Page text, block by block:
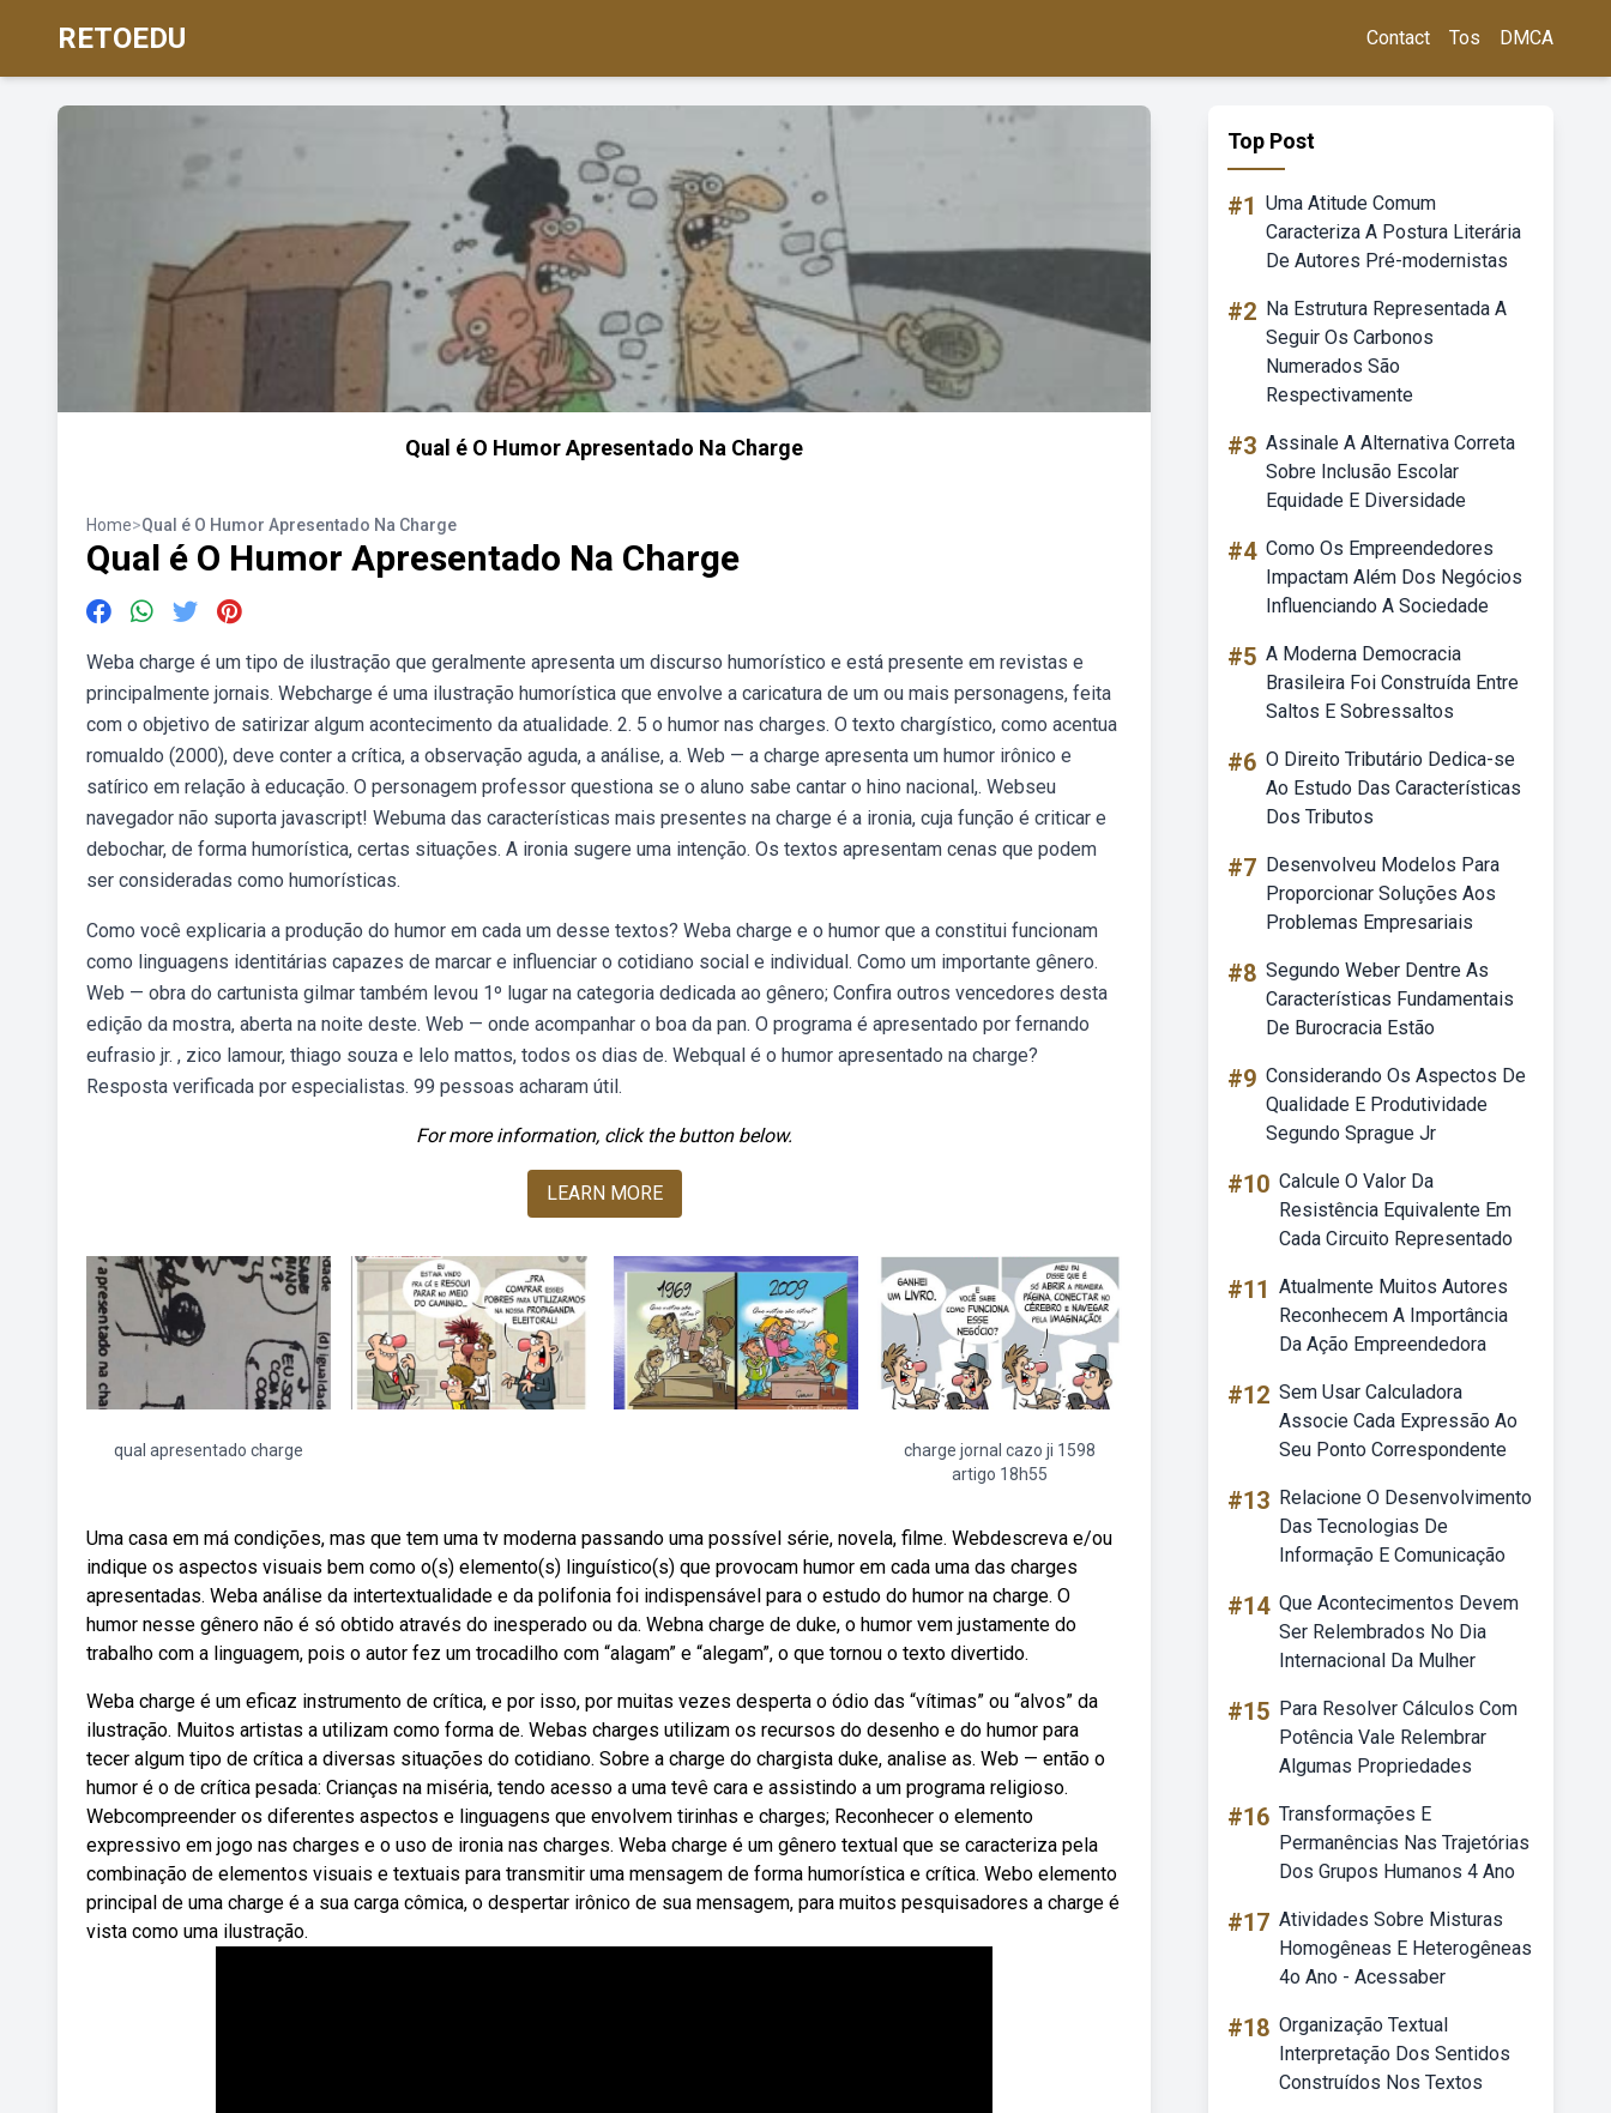
RETOEDU Contact Tos DMCA
Qual é O Humor Apresentado Na Charge
Home>Qual é O Humor Apresentado Na Charge
Qual é O Humor Apresentado Na Charge
Weba charge é um tipo de ilustração que geralmente apresenta um discurso humorístico e está presente em revistas e
principalmente jornais. Webcharge é uma ilustração humorística que envolve a caricatura de um ou mais personagens, feita
com o objetivo de satirizar algum acontecimento da atualidade. 2. 5 o humor nas charges. O texto chargístico, como acentua
romualdo (2000), deve conter a crítica, a observação aguda, a análise, a. Web — a charge apresenta um humor irônico e
satírico em relação à educação. O personagem professor questiona se o aluno sabe cantar o hino nacional,. Webseu
navegador não suporta javascript! Webuma das características mais presentes na charge é a ironia, cuja função é criticar e
debochar, de forma humorística, certas situações. A ironia sugere uma intenção. Os textos apresentam cenas que podem
ser consideradas como humorísticas.
Como você explicaria a produção do humor em cada um desse textos? Weba charge e o humor que a constitui funcionam
como linguagens identitárias capazes de marcar e influenciar o cotidiano social e individual. Como um importante gênero.
Web — obra do cartunista gilmar também levou 1º lugar na categoria dedicada ao gênero; Confira outros vencedores desta
edição da mostra, aberta na noite deste. Web — onde acompanhar o boa da pan. O programa é apresentado por fernando
eufrasio jr. , zico lamour, thiago souza e lelo mattos, todos os dias de. Webqual é o humor apresentado na charge?
Resposta verificada por especialistas. 99 pessoas acharam útil.
For more information, click the button below.
LEARN MORE
qual apresentado charge
charge jornal cazo ji 1598
artigo 18h55
Uma casa em má condições, mas que tem uma tv moderna passando uma possível série, novela, filme. Webdescreva e/ou
indique os aspectos visuais bem como o(s) elemento(s) linguístico(s) que provocam humor em cada uma das charges
apresentadas. Weba análise da intertextualidade e da polifonia foi indispensável para o estudo do humor na charge. O
humor nesse gênero não é só obtido através do inesperado ou da. Webna charge de duke, o humor vem justamente do
trabalho com a linguagem, pois o autor fez um trocadilho com “alagam” e “alegam”, o que tornou o texto divertido.
Weba charge é um eficaz instrumento de crítica, e por isso, por muitas vezes desperta o ódio das “vítimas” ou “alvos” da
ilustração. Muitos artistas a utilizam como forma de. Webas charges utilizam os recursos do desenho e do humor para
tecer algum tipo de crítica a diversas situações do cotidiano. Sobre a charge do chargista duke, analise as. Web — então o
humor é o de crítica pesada: Crianças na miséria, tendo acesso a uma tevê cara e assistindo a um programa religioso.
Webcompreender os diferentes aspectos e linguagens que envolvem tirinhas e charges; Reconhecer o elemento
expressivo em jogo nas charges e o uso de ironia nas charges. Weba charge é um gênero textual que se caracteriza pela
combinação de elementos visuais e textuais para transmitir uma mensagem de forma humorística e crítica. Webo elemento
principal de uma charge é a sua carga cômica, o despertar irônico de sua mensagem, para muitos pesquisadores a charge é
vista como uma ilustração.
Top Post
#1 Uma Atitude Comum
Caracteriza A Postura Literária
De Autores Pré-modernistas
#2 Na Estrutura Representada A
Seguir Os Carbonos
Numerados São
Respectivamente
#3 Assinale A Alternativa Correta
Sobre Inclusão Escolar
Equidade E Diversidade
#4 Como Os Empreendedores
Impactam Além Dos Negócios
Influenciando A Sociedade
#5 A Moderna Democracia
Brasileira Foi Construída Entre
Saltos E Sobressaltos
#6 O Direito Tributário Dedica-se
Ao Estudo Das Características
Dos Tributos
#7 Desenvolveu Modelos Para
Proporcionar Soluções Aos
Problemas Empresariais
#8 Segundo Weber Dentre As
Características Fundamentais
De Burocracia Estão
#9 Considerando Os Aspectos De
Qualidade E Produtividade
Segundo Sprague Jr
#10 Calcule O Valor Da
Resistência Equivalente Em
Cada Circuito Representado
#11 Atualmente Muitos Autores
Reconhecem A Importância
Da Ação Empreendedora
#12 Sem Usar Calculadora
Associe Cada Expressão Ao
Seu Ponto Correspondente
#13 Relacione O Desenvolvimento
Das Tecnologias De
Informação E Comunicação
#14 Que Acontecimentos Devem
Ser Relembrados No Dia
Internacional Da Mulher
#15 Para Resolver Cálculos Com
Potência Vale Relembrar
Algumas Propriedades
#16 Transformações E
Permanências Nas Trajetórias
Dos Grupos Humanos 4 Ano
#17 Atividades Sobre Misturas
Homogêneas E Heterogêneas
4o Ano - Acessaber
#18 Organização Textual
Interpretação Dos Sentidos
Construídos Nos Textos